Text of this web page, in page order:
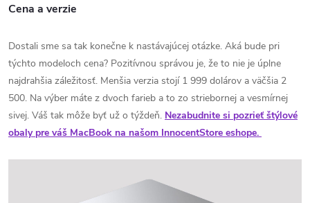
Cena a verzie
Dostali sme sa tak konečne k nastávajúcej otázke. Aká bude pri
týchto modeloch cena? Pozitívnou správou je, že to nie je úplne
najdrahšia záležitosť. Menšia verzia stojí 1 999 dolárov a väčšia 2
500. Na výber máte z dvoch farieb a to zo striebornej a vesmírnej
sivej. Váš tak môže byť už o týždeň. Nezabudnite si pozrieť štýlové
obaly pre váš MacBook na našom InnocentStore eshope.